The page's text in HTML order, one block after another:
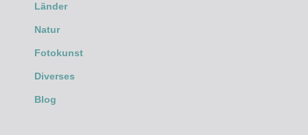
Länder
Natur
Fotokunst
Diverses
Blog